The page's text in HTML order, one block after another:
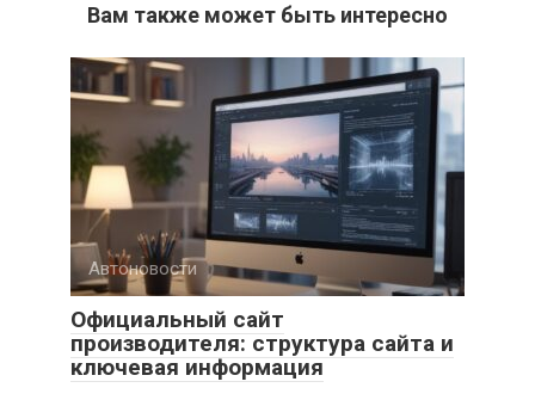
Вам также может быть интересно
Автоновости
Официальный сайт
производителя: структура сайта и
ключевая информация